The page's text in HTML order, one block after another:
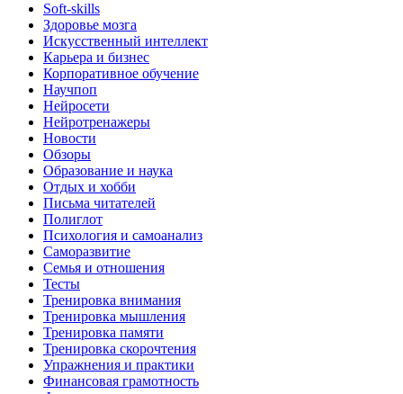
Soft-skills
Здоровье мозга
Искусственный интеллект
Карьера и бизнес
Корпоративное обучение
Научпоп
Нейросети
Нейротренажеры
Новости
Обзоры
Образование и наука
Отдых и хобби
Письма читателей
Полиглот
Психология и самоанализ
Саморазвитие
Семья и отношения
Тесты
Тренировка внимания
Тренировка мышления
Тренировка памяти
Тренировка скорочтения
Упражнения и практики
Финансовая грамотность